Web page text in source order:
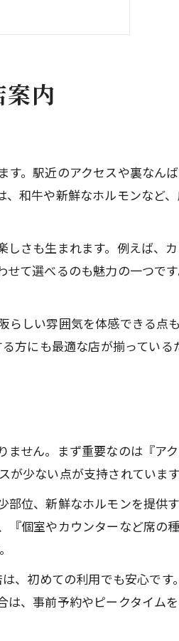
活用術を紹介
レンドを徹底解説
シーン
揃う理由
したいシーン
焼肉を堪能
傾向
を集める理由
新傾向
こに注目
分析
気店特集
が充実
底比較
ントを紹介
を堪能しよう
ば周辺
の選び方
を検証
内
。駅近のアクセスや裏なん
和牛や新鮮なホルモンなど
さも生まれます。例えば、
て選べるのも魅力の一つで
しい雰囲気を体感できる点
方にも最適な店が揃ってい
せん。まず重要なのは『ア
少ない点が支持されています
位、新鮮なホルモンを提供
個室やカウンターなど席の
、初めての利用でも安心です
、事前予約やピークタイムを